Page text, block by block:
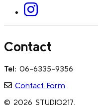
Contact
Tel: 06-6335-9356
Contact Form
© 2026 STUDIO217.